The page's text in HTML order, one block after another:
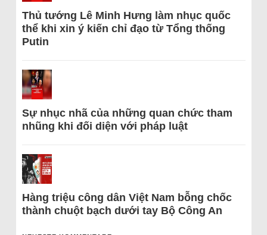
Thủ tướng Lê Minh Hưng làm nhục quốc
thể khi xin ý kiến chỉ đạo từ Tổng thống
Putin
Sự nhục nhã của những quan chức tham
nhũng khi đối diện với pháp luật
Hàng triệu công dân Việt Nam bỗng chốc
thành chuột bạch dưới tay Bộ Công An